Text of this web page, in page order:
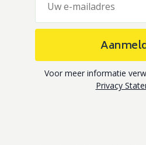
Voor meer informatie
Privacy